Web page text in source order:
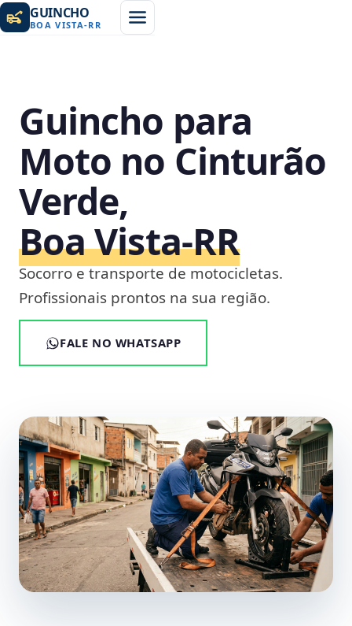
GUINCHO
BOA VISTA-RR
Guincho para
Moto no Cinturão
Verde,
Boa Vista‑RR
Socorro e transporte de motocicletas.
Profissionais prontos na sua região.
FALE NO WHATSAPP